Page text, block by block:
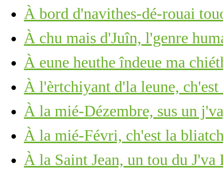
À bord d'navithes-dé-rouai
À chu mais d'Juîn, l'genre
À eune heuthe îndeue ma
À l'èrtchiyant d'la leune, ch'est
À la mié-Dézembre, sus un
À la mié-Févri, ch'est la
À la Saint Jean, un tou du